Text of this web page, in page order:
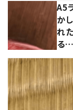
A5
か
れ
る…